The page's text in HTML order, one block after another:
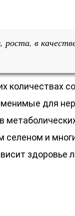
роста, в
количествах
для
селеном и
здоровье